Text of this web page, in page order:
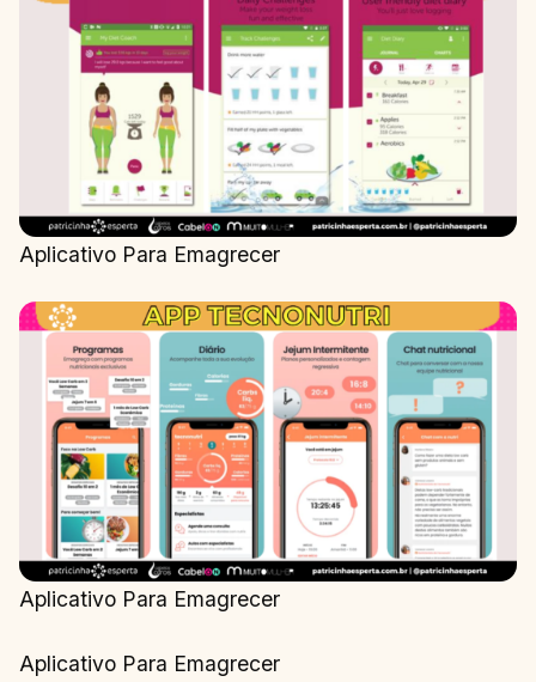
Aplicativo Para Emagrecer
Aplicativo Para Emagrecer
Aplicativo Para Emagrecer